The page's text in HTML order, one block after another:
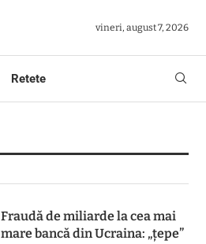
vineri, august 7, 2026
Retete
Fraudă de miliarde la cea mai
mare bancă din Ucraina: „țepe”